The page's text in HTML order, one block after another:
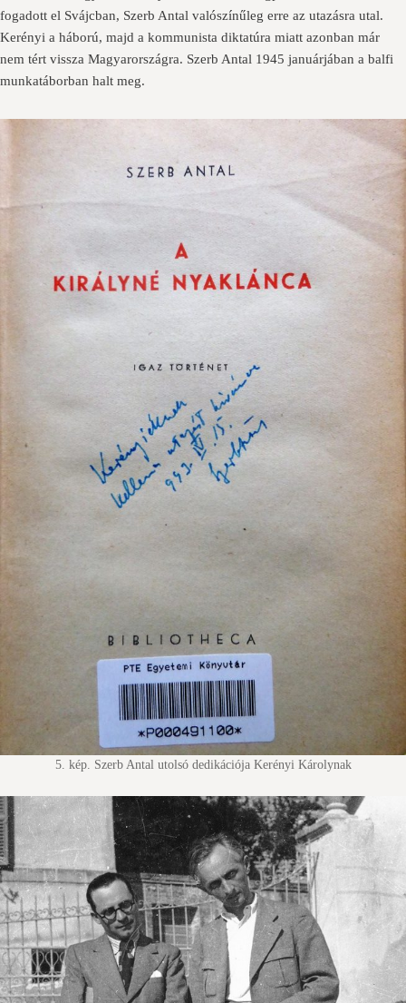
fogadott el Svájcban, Szerb Antal valószínűleg erre az utazásra utal.
Kerényi a háború, majd a kommunista diktatúra miatt azonban már
nem tért vissza Magyarországra. Szerb Antal 1945 januárjában a balfi
munkatáborban halt meg.
5. kép. Szerb Antal utolsó dedikációja Kerényi Károlynak